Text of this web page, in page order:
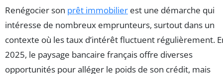
Renégocier son prêt immobilier est une démarche qui
intéresse de nombreux emprunteurs, surtout dans un
contexte où les taux d’intérêt fluctuent régulièrement.
2025, le paysage bancaire français offre diverses
opportunités pour alléger le poids de son crédit, mais